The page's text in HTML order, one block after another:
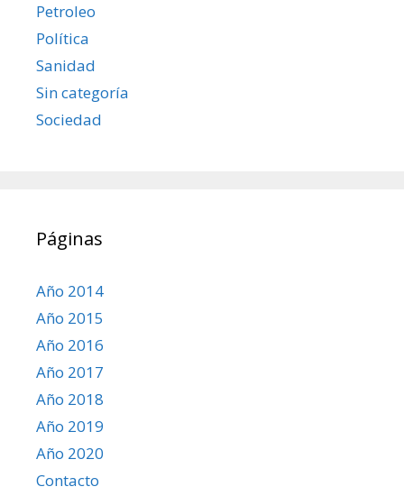
Petroleo
Política
Sanidad
Sin categoría
Sociedad
Páginas
Año 2014
Año 2015
Año 2016
Año 2017
Año 2018
Año 2019
Año 2020
Contacto